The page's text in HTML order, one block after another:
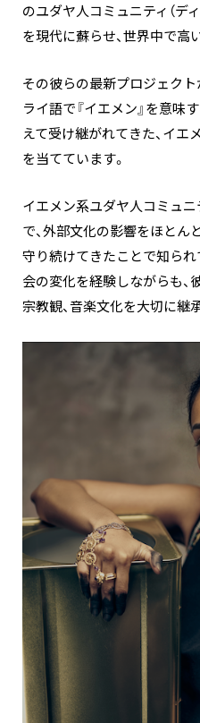
のユダヤ人コミュニティ（デ
を現代に蘇らせ、世界中で高
その彼らの最新プロジェクト
ライ語で『イエメン』を意味
えて受け継がれてきた、イ
を当てています。
イエメン系ユダヤ人コミュニ
で、外部文化の影響をほとん
守り続けてきたことで知ら
会の変化を経験しながらも、
宗教観、音楽文化を大切に継